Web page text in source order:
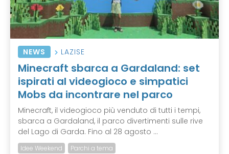
NEWS LAZISE
Minecraft sbarca a Gardaland: set
ispirati al videogioco e simpatici
Mobs da incontrare nel parco
Minecraft, il videogioco più venduto di tutti i tempi,
sbarca a Gardaland, il parco divertimenti sulle rive
del Lago di Garda. Fino al 28 agosto ...
Idee Weekend Parchi a tema